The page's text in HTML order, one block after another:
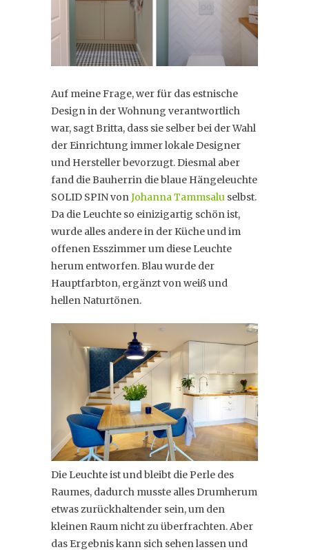
Auf meine Frage, wer für das estnische
Design in der Wohnung verantwortlich
war, sagt Britta, dass sie selber bei der Wahl
der Einrichtung immer lokale Designer
und Hersteller bevorzugt. Diesmal aber
fand die Bauherrin die blaue Hängeleuchte
SOLID SPIN vonJohanna Tammsalu selbst.
Da die Leuchte so einizigartig schön ist,
wurde alles andere in der Küche und im
offenen Esszimmer um diese Leuchte
herum entworfen. Blau wurde der
Hauptfarbton, ergänzt von weiß und
hellen Naturtönen.
Die Leuchte ist und bleibt die Perle des
Raumes, dadurch musste alles Drumherum
etwas zurückhaltender sein, um den
kleinen Raum nicht zu überfrachten. Aber
das Ergebnis kann sich sehen lassen und